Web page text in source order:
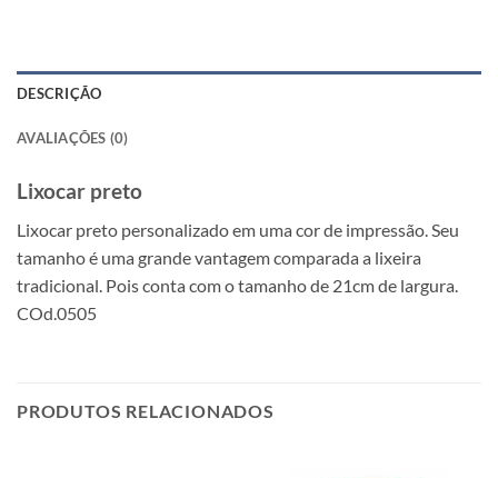
DESCRIÇÃO
AVALIAÇÕES (0)
Lixocar preto
Lixocar preto personalizado em uma cor de impressão. Seu
tamanho é uma grande vantagem comparada a lixeira
tradicional. Pois conta com o tamanho de 21cm de largura.
COd.0505
PRODUTOS RELACIONADOS